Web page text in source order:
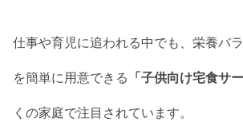
仕事や育児に追われる中でも、栄養バ
を簡単に用意できる 「子供向け宅食サ
くの家庭で注目されています。